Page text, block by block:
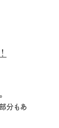
分もあ